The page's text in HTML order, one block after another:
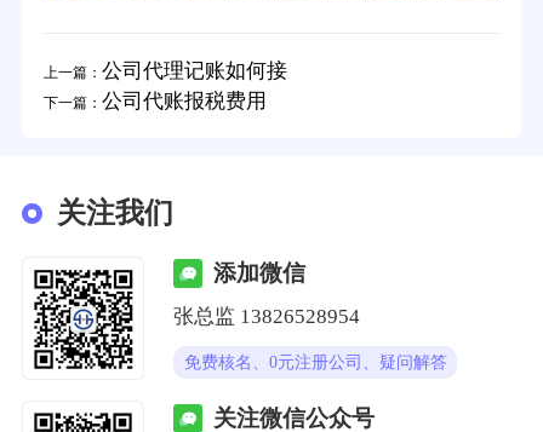
上一篇： 公司代理记账如何接
下一篇： 公司代账报税费用
关注我们
添加微信
张总监 13826528954
免费核名、0元注册公司、疑问解答
关注微信公众号